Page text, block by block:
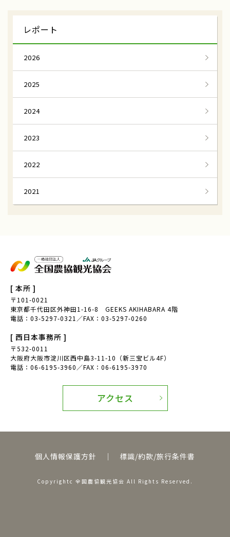
長野県松本市 はたごんぼ
フレッシュホップ
とうがらし収穫体験 八代オクラ
オクラ収穫体験 兵庫県但馬
進美なす
にっこり梨
大阪いちじく 大阪府南河内地域
ころ柿
宮城県
福島県矢祭町 無農薬
おおまさり
千葉県我孫子市 八天堂ファーム
耕作放棄地 京北地域
桑の葉剪定援農隊 山梨
レポート
2026
2025
2024
2023
2022
2021
[ 本所 ]
〒101-0021
東京都千代田区外神田1-16-8 GEEKS AKIHABARA 4階
電話：03-5297-0321／FAX：03-5297-0260
[ 西日本事務所 ]
〒532-0011
大阪府大阪市淀川区西中島3-11-10（新三宝ビル4F）
電話：06-6195-3960／FAX：06-6195-3970
アクセス
個人情報保護方針 ｜ 標識/約款/旅行条件書
Copyrightc 全国農協観光協会 All Rights Reserved.